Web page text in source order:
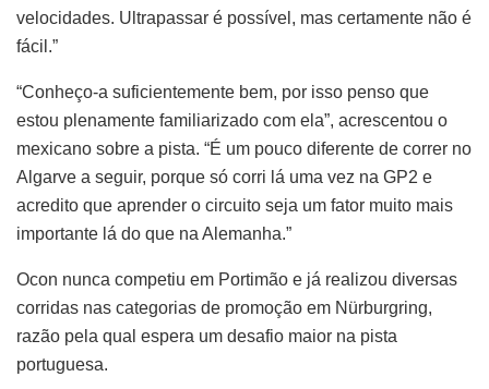
velocidades. Ultrapassar é possível, mas certamente não é
fácil.”
“Conheço-a suficientemente bem, por isso penso que
estou plenamente familiarizado com ela”, acrescentou o
mexicano sobre a pista. “É um pouco diferente de correr no
Algarve a seguir, porque só corri lá uma vez na GP2 e
acredito que aprender o circuito seja um fator muito mais
importante lá do que na Alemanha.”
Ocon nunca competiu em Portimão e já realizou diversas
corridas nas categorias de promoção em Nürburgring,
razão pela qual espera um desafio maior na pista
portuguesa.